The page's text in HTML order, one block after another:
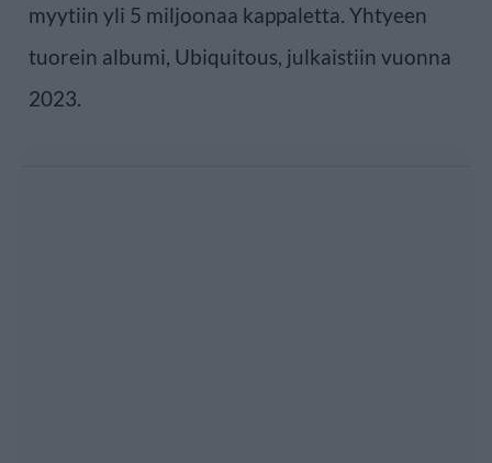
myytiin yli 5 miljoonaa kappaletta. Yhtyeen
tuorein albumi, Ubiquitous, julkaistiin vuonna
2023.